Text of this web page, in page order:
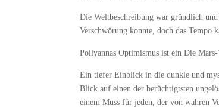
Die Weltbeschreibung war gründlich
Verschwörung konnte, doch das Tempo
Pollyannas Optimismus ist ein Die
Ein tiefer Einblick in die dunkle und
Blick auf einen der berüchtigtsten
einem Muss für jeden, der von wahren